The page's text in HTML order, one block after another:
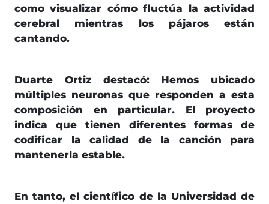
como visualizar cómo fluctúa la actividad
cerebral mientras los pájaros están
cantando.
Duarte Ortiz destacó: Hemos ubicado
múltiples neuronas que responden a esta
composición en particular. El proyecto
indica que tienen diferentes formas de
codificar la calidad de la canción para
mantenerla estable.
En tanto, el científico de la Universidad de